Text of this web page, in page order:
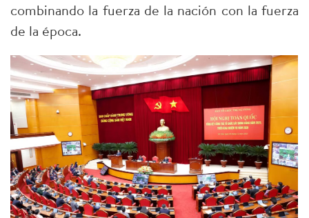
combinando la fuerza de la nación con la fuerza
de la época.